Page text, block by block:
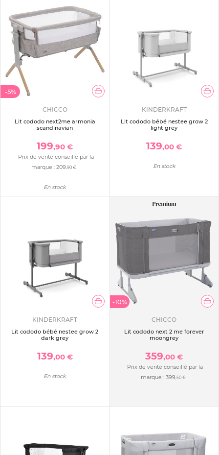
-5%
CHICCO
Lit cododo next2me armonia
scandinavian
199,90 €
Prix de vente conseillé par la
marque :209,90 €
En stock
KINDERKRAFT
Lit cododo bébé nestee grow 2
light grey
139,00 €
En stock
KINDERKRAFT
Lit cododo bébé nestee grow 2
dark grey
139,00 €
En stock
-10%
CHICCO
Lit cododo next 2 me forever
moongrey
359,00 €
Prix de vente conseillé par la
marque : 399,50 €